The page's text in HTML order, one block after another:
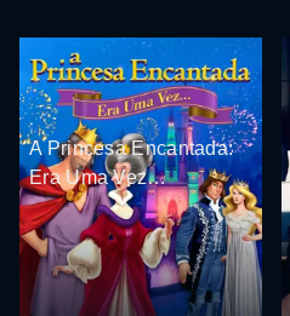
A Princesa Encantada:
Era Uma Vez…